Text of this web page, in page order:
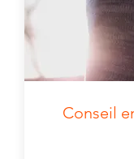
Conseil